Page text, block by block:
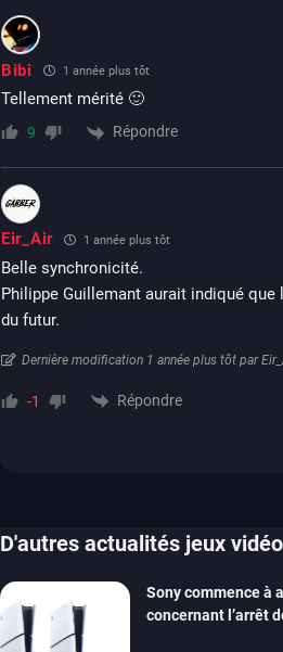
Bibi 1 année plus tôt
Tellement mérité 🙂
9 Répondre
Eir_Air 1 année plus tôt
Belle synchronicité.
Philippe Guillemant aurait indiqué que
du futur.
Dernière modification 1 année plus tôt par
-1 Répondre
D'autres actualités jeux
Sony commence à
concernant l’arrêt